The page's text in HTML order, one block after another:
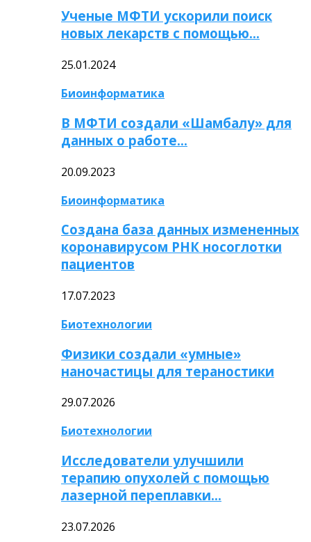
Ученые МФТИ ускорили поиск
новых лекарств с помощью…
25.01.2024
Биоинформатика
В МФТИ создали «Шамбалу» для
данных о работе…
20.09.2023
Биоинформатика
Создана база данных измененных
коронавирусом РНК носоглотки
пациентов
17.07.2023
Биотехнологии
Физики создали «умные»
наночастицы для тераностики
29.07.2026
Биотехнологии
Исследователи улучшили
терапию опухолей с помощью
лазерной переплавки…
23.07.2026